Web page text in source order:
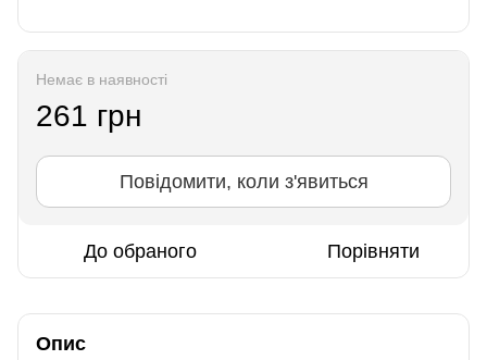
Немає в наявності
261 грн
Повідомити, коли з'явиться
До обраного Порівняти
Опис